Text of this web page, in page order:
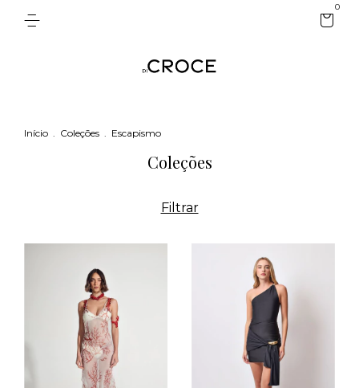
0
Início . Coleções . Escapismo
Coleções
Filtrar